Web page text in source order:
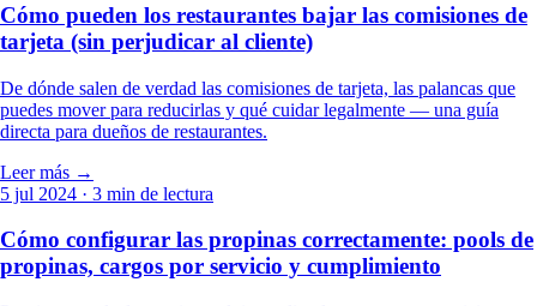
Cómo pueden los restaurantes bajar las comisiones de
tarjeta (sin perjudicar al cliente)
De dónde salen de verdad las comisiones de tarjeta, las palancas que
puedes mover para reducirlas y qué cuidar legalmente — una guía
directa para dueños de restaurantes.
Leer más →
5 jul 2024 · 3 min de lectura
Cómo configurar las propinas correctamente: pools de
propinas, cargos por servicio y cumplimiento